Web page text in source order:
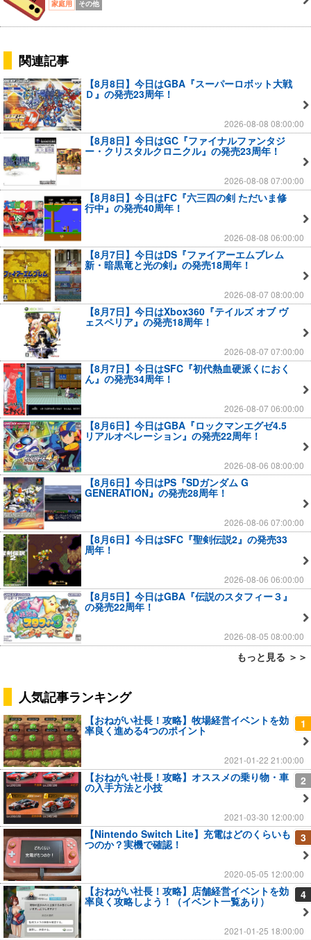
家庭用 その他
関連記事
【8月8日】今日はGBA『スーパーロボット大戦
Ｄ』の発売23周年！
2026-08-08 08:00:00
【8月8日】今日はGC『ファイナルファンタジ
ー・クリスタルクロニクル』の発売23周年！
2026-08-08 07:00:00
【8月8日】今日はFC『六三四の剣 ただいま修
行中』の発売40周年！
2026-08-08 06:00:00
【8月7日】今日はDS『ファイアーエムブレム
新・暗黒竜と光の剣』の発売18周年！
2026-08-07 08:00:00
【8月7日】今日はXbox360『テイルズ オブ ヴ
ェスペリア』の発売18周年！
2026-08-07 07:00:00
【8月7日】今日はSFC『初代熱血硬派くにおく
ん』の発売34周年！
2026-08-07 06:00:00
【8月6日】今日はGBA『ロックマンエグゼ4.5
リアルオペレーション』の発売22周年！
2026-08-06 08:00:00
【8月6日】今日はPS『SDガンダム G
GENERATION』の発売28周年！
2026-08-06 07:00:00
【8月6日】今日はSFC『聖剣伝説2』の発売33
周年！
2026-08-06 06:00:00
【8月5日】今日はGBA『伝説のスタフィー３』
の発売22周年！
2026-08-05 08:00:00
もっと見る ＞＞
人気記事ランキング
1
【おねがい社長！攻略】牧場経営イベントを効
率良く進める4つのポイント
2021-01-22 21:00:00
2
【おねがい社長！攻略】オススメの乗り物・車
の入手方法と小技
2021-03-30 12:00:00
3
【Nintendo Switch Lite】充電はどのくらいも
つのか？実機で確認！
2020-05-05 12:00:00
4
【おねがい社長！攻略】店舗経営イベントを効
率良く攻略しよう！（イベント一覧あり）
2021-01-25 18:00:00